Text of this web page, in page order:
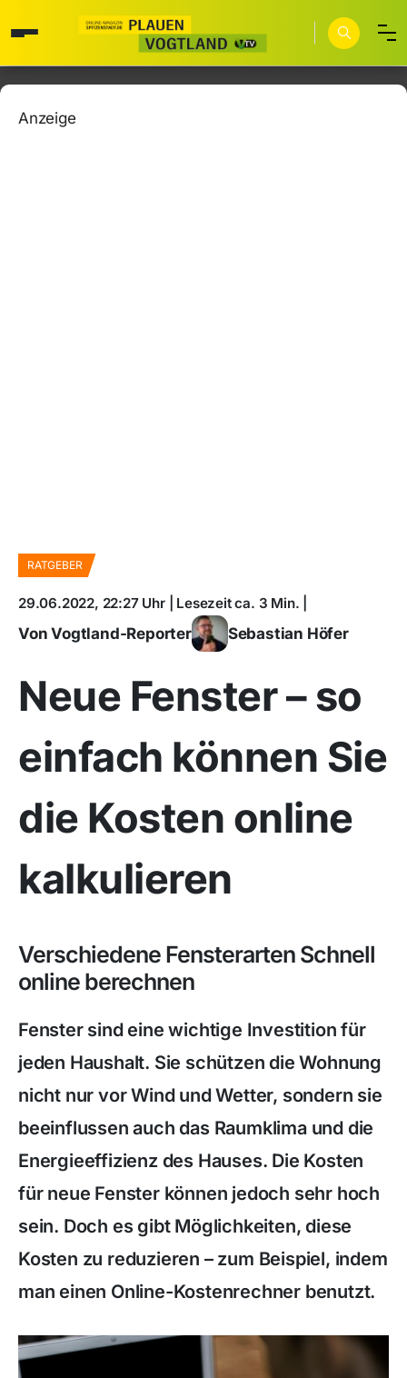
Anzeige
RATGEBER
29.06.2022, 22:27 Uhr | Lesezeit ca. 3 Min. |
Von Vogtland-Reporter Sebastian Höfer
Neue Fenster – so
einfach können Sie
die Kosten online
kalkulieren
Verschiedene Fensterarten Schnell
online berechnen
Fenster sind eine wichtige Investition für
jeden Haushalt. Sie schützen die Wohnung
nicht nur vor Wind und Wetter, sondern sie
beeinflussen auch das Raumklima und die
Energieeffizienz des Hauses. Die Kosten
für neue Fenster können jedoch sehr hoch
sein. Doch es gibt Möglichkeiten, diese
Kosten zu reduzieren – zum Beispiel, indem
man einen Online-Kostenrechner benutzt.